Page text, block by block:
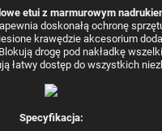
etui z marmurowym
doskonałą ochronę
krawędzie akcesorium
Blokują drogę pod nakładkę
łatwy dostęp do wszystkich
Specyfikacja: